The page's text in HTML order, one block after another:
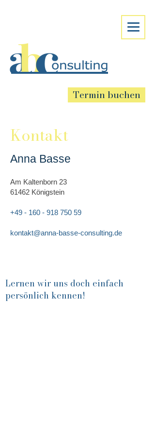
Termin buchen
Kontakt
Anna Basse
Am Kaltenborn 23
61462 Königstein
+49 - 160 - 918 750 59
kontakt@anna-basse-consulting.de
Lernen wir uns doch einfach
persönlich kennen!